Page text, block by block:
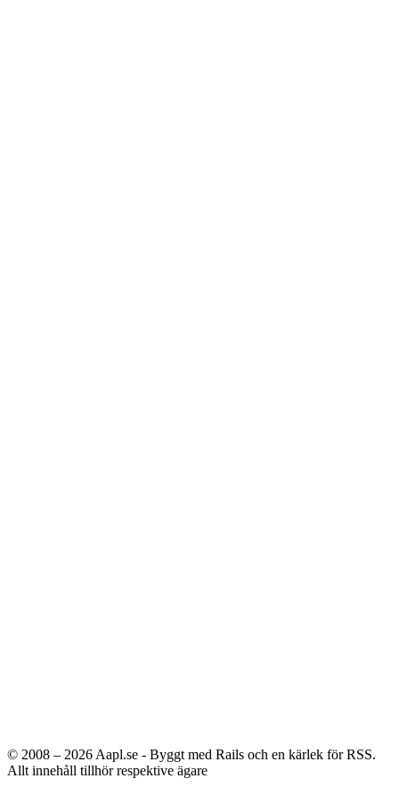
© 2008 – 2026 Aapl.se - Byggt med Rails och en kärlek för RSS.
Allt innehåll tillhör respektive ägare